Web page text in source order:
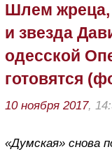
Шлем жреца,
и звезда
одесской
готовятся
10 ноября 2017,
«Думская» снова